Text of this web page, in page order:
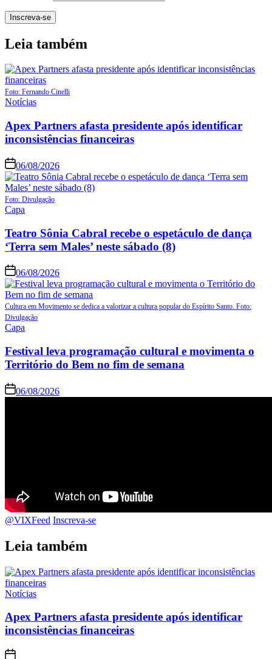
Leia também
Foto: Fernando Cinelli
Notícias
Apex Partners afasta presidente após identificar
inconsistências financeiras
06/08/2026
Foto: Divulgação
Capa
Teatro Sônia Cabral recebe o espetáculo de dança
‘Terra sem Males’ neste sábado (8)
06/08/2026
Cultura em Movimento se dedica a valorizar a cultura popular do Espírito Santo. Foto:
Divulgação
Capa
Festival leva programação cultural e movimenta o
Território do Bem no fim de semana
06/08/2026
@VIXFeed Inscreva-se
Leia também
Notícias
Apex Partners afasta presidente após identificar
inconsistências financeiras